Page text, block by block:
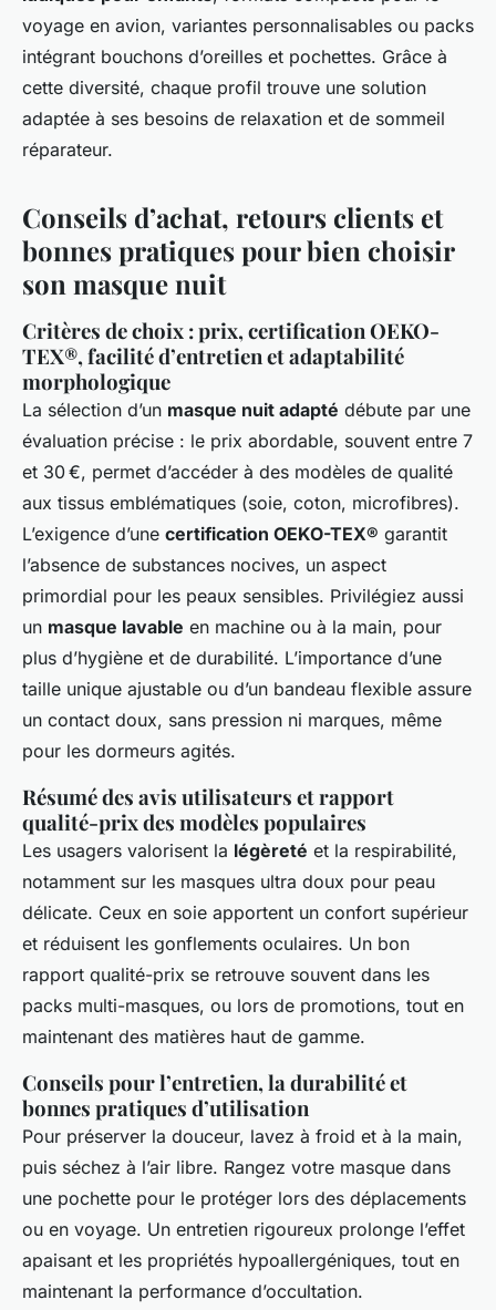
voyage en avion, variantes personnalisables ou packs
intégrant bouchons d’oreilles et pochettes. Grâce à
cette diversité, chaque profil trouve une solution
adaptée à ses besoins de relaxation et de sommeil
réparateur.
Conseils d’achat, retours clients et
bonnes pratiques pour bien choisir
son masque nuit
Critères de choix : prix, certification OEKO-
TEX®, facilité d’entretien et adaptabilité
morphologique
La sélection d’un masque nuit adapté débute par une
évaluation précise : le prix abordable, souvent entre 7
et 30 €, permet d’accéder à des modèles de qualité
aux tissus emblématiques (soie, coton, microfibres).
L’exigence d’une certification OEKO-TEX® garantit
l’absence de substances nocives, un aspect
primordial pour les peaux sensibles. Privilégiez aussi
un masque lavable en machine ou à la main, pour
plus d’hygiène et de durabilité. L’importance d’une
taille unique ajustable ou d’un bandeau flexible assure
un contact doux, sans pression ni marques, même
pour les dormeurs agités.
Résumé des avis utilisateurs et rapport
qualité-prix des modèles populaires
Les usagers valorisent la légèreté et la respirabilité,
notamment sur les masques ultra doux pour peau
délicate. Ceux en soie apportent un confort supérieur
et réduisent les gonflements oculaires. Un bon
rapport qualité-prix se retrouve souvent dans les
packs multi-masques, ou lors de promotions, tout en
maintenant des matières haut de gamme.
Conseils pour l’entretien, la durabilité et
bonnes pratiques d’utilisation
Pour préserver la douceur, lavez à froid et à la main,
puis séchez à l’air libre. Rangez votre masque dans
une pochette pour le protéger lors des déplacements
ou en voyage. Un entretien rigoureux prolonge l’effet
apaisant et les propriétés hypoallergéniques, tout en
maintenant la performance d’occultation.